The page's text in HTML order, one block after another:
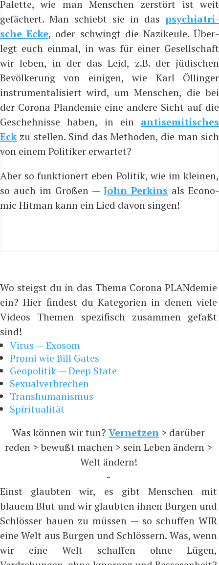
Palet­te, wie man Men­schen zer­stört ist weit
gefä­chert. Man schiebt sie in das psych­ia­tri­
sche Ecke, oder schwingt die Nazi­keu­le. Über­
legt euch ein­mal, in was für einer Gesell­schaft
wir leben, in der das Leid, z.B. der jüdi­schen
Bevöl­ke­rung von eini­gen, wie Karl Öllin­ger
instru­men­ta­li­siert wird, um Men­schen, die bei
der Coro­na Plan­de­mie eine ande­re Sicht auf die
Gescheh­nis­se haben, in ein anti­se­mi­ti­sches
Eckzu stel­len. Sind das Metho­den, die man sich
von einem Poli­ti­ker erwartet?
Aber so funk­tio­nert eben Poli­tik, wie im klei­nen,
so auch im Gro­ßen — John Per­kins als Eco­no­
mic Hit­man kann ein Lied davon singen!
Wo steigst du in das Thema Corona PLANdemie
ein? Hier findest du Kategorien in denen viele
Videos Themen spezifisch zusammen gefaßt
sind!
Virus — Exosom
Promi wie Bill Gates
Geopolitik — Deep State
Sexualverbrechen
Transhumanismus
Spiritualität
Was können wir tun? Vernetzen > darüber
reden > bewußt machen > sein Leben ändern >
Welt ändern!
-
Einst glaubten wir, es gibt Menschen mit
blauem Blut und wir glaubten ihnen Burgen und
Schlösser bauen zu müssen — so schuffen WIR
eine Welt aus Burgen und Schlössern. Was, wenn
wir eine Welt schaffen ohne Lügen,